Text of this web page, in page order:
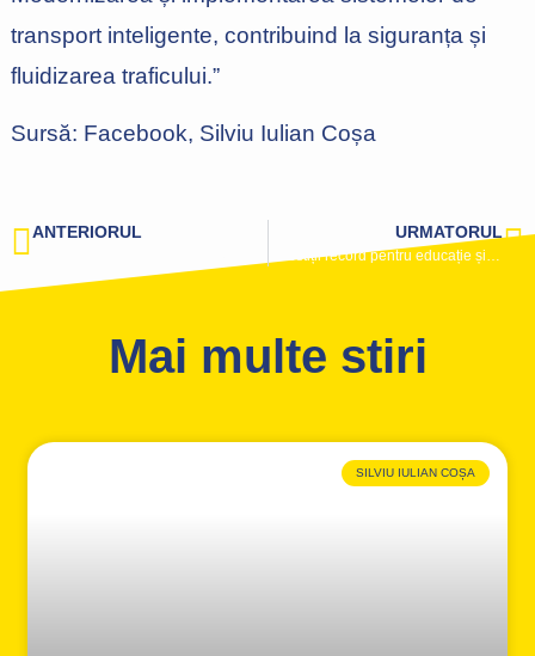
transport inteligente, contribuind la siguranța și
fluidizarea traficului.”
Sursă: Facebook, Silviu Iulian Coșa
ANTERIORUL URMATORUL
Investiții record pentru educație și locuri de muncă: 2,4 miliarde euro alocați în 2025
Mai multe stiri
SILVIU IULIAN COȘA